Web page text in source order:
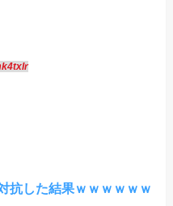
抗した結果ｗｗｗｗｗｗ